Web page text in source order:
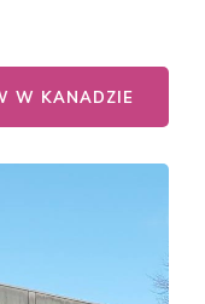
W KANADZIE